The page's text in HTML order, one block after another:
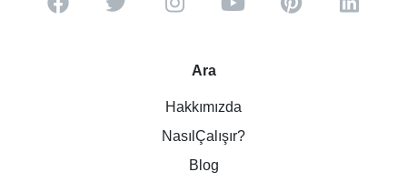
Ara
Hakkımızda
NasılÇalışır?
Blog